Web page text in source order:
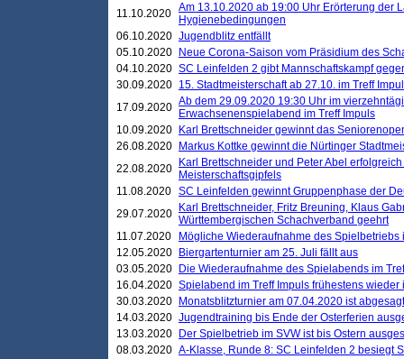
11.10.2020 Am 13.10.2020 ab 19:00 Uhr Erörterung der
Hygienebedingungen
06.10.2020 Jugendblitz entfällt
05.10.2020
Neue Corona-Saison vom Präsidium des
04.10.2020 SC Leinfelden 2 gibt Mannschaftskampf
30.09.2020 15. Stadtmeisterschaft ab 27.10. im Treff
17.09.2020 Ab dem 29.09.2020 19:30 Uhr im
Erwachsenenspielabend im Treff Impuls
10.09.2020
Karl Brettschneider gewinnt das
26.08.2020
Markus Kottke gewinnt die Nürtinger
22.08.2020
Karl Brettschneider und Peter Abel
Meisterschaftsgipfels
11.08.2020 SC Leinfelden gewinnt Gruppenphase der
29.07.2020
Karl Brettschneider, Fritz Breuning, Klaus
Württembergischen Schachverband geehrt
11.07.2020
Mögliche Wiederaufnahme des Spielbetriebs
12.05.2020
Biergartenturnier am 25. Juli fällt aus
03.05.2020
Die Wiederaufnahme des Spielabends im
16.04.2020 Spielabend im Treff Impuls frühestens wieder
30.03.2020
Monatsblitzturnier am 07.04.2020 ist abgesagt
14.03.2020 Jugendtraining bis Ende der Osterferien
13.03.2020
Der Spielbetrieb im SVW ist bis Ostern
08.03.2020 A-Klasse, Runde 8: SC Leinfelden 2 besiegt